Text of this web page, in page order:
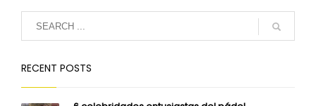
RECENT POSTS